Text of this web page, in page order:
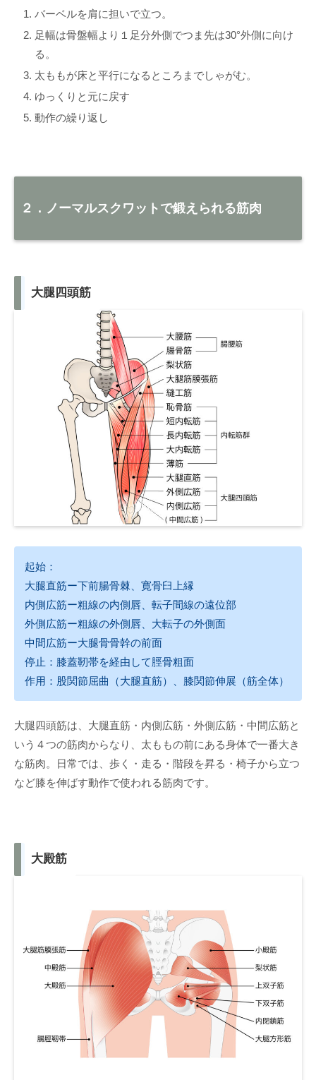
バーベルを肩に担いで立つ。
足幅は骨盤幅より１足分外側でつま先は30°外側に向け
る。
太ももが床と平行になるところまでしゃがむ。
ゆっくりと元に戻す
動作の繰り返し
２．ノーマルスクワットで鍛えられる筋肉
大腿四頭筋
起始：
大腿直筋ー下前腸骨棘、寛骨臼上縁
内側広筋ー粗線の内側唇、転子間線の遠位部
外側広筋ー粗線の外側唇、大転子の外側面
中間広筋ー大腿骨骨幹の前面
停止：膝蓋靭帯を経由して脛骨粗面
作用：股関節屈曲（大腿直筋）、膝関節伸展（筋全体）
大腿四頭筋は、大腿直筋・内側広筋・外側広筋・中間広筋と
いう４つの筋肉からなり、太ももの前にある身体で一番大き
な筋肉。日常では、歩く・走る・階段を昇る・椅子から立つ
など膝を伸ばす動作で使われる筋肉です。
大殿筋